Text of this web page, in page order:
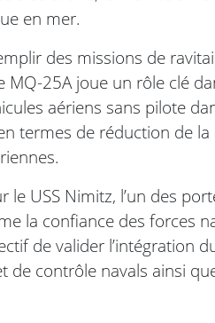
en mer.
des missions de
MQ-25A joue un rôle clé
aériens sans pilote
termes de réduction de
le USS Nimitz, l’un des
la confiance des forces
de valider l’intégration
de contrôle navals ainsi